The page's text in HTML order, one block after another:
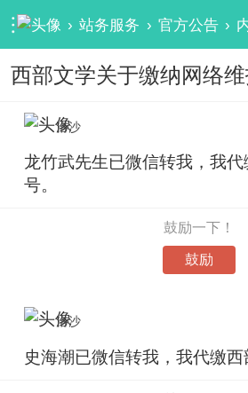
› 站务服务 › 官方公告 ›
西部文学关于缴纳网络
洛沙
龙竹武先生已微信转我，我
号。
鼓励一下！
鼓励
洛沙
史海潮已微信转我，我代缴西